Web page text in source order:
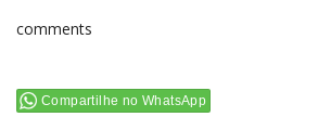
comments
Compartilhe no WhatsApp